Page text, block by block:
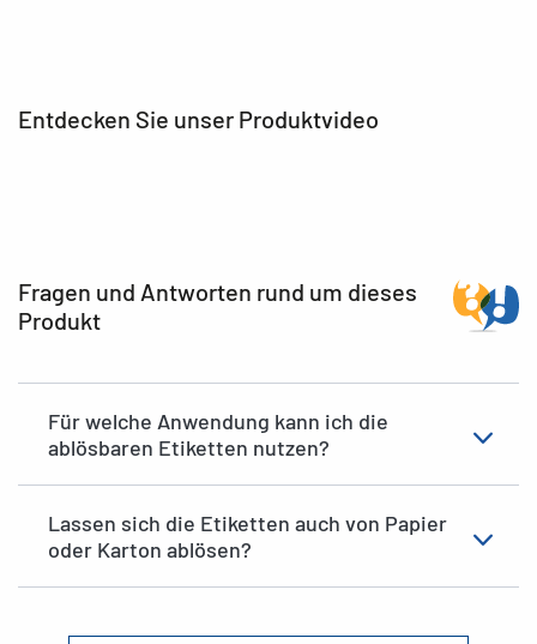
Entdecken Sie unser Produktvideo
Fragen und Antworten rund um dieses
Produkt
Für welche Anwendung kann ich die
ablösbaren Etiketten nutzen?
Lassen sich die Etiketten auch von Papier
oder Karton ablösen?